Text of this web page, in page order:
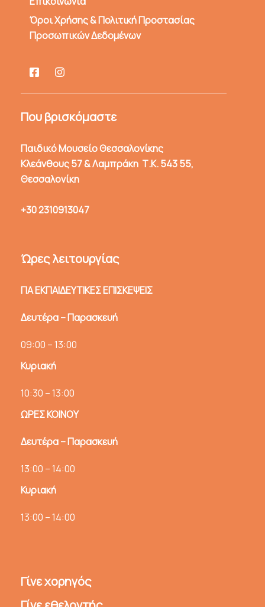
Όροι Χρήσης & Πολιτική Προστασίας
Προσωπικών Δεδομένων
Που βρισκόμαστε
Παιδικό Μουσείο Θεσσαλονίκης
Κλεάνθους 57 & Λαμπράκη Τ.Κ. 543 55,
Θεσσαλονίκη
+30 2310913047
Ώρες λειτουργίας
ΓΙΑ ΕΚΠΑΙΔΕΥΤΙΚΕΣ ΕΠΙΣΚΕΨΕΙΣ
Δευτέρα – Παρασκευή
09:00 – 13:00
Κυριακή
10:30 – 13:00
ΩΡΕΣ ΚΟΙΝΟΥ
Δευτέρα – Παρασκευή
13:00 – 14:00
Κυριακή
13:00 – 14:00
Γίνε χορηγός